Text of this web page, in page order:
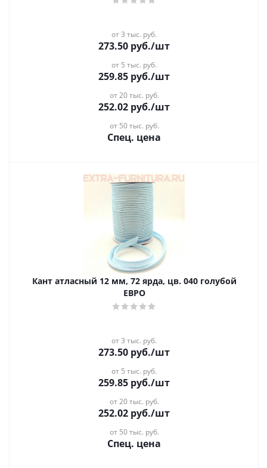
от 3 тыс. руб.
273.50 руб./шт
от 5 тыс. руб.
259.85 руб./шт
от 20 тыс. руб.
252.02 руб./шт
от 50 тыс. руб.
Спец. цена
Кант атласный 12 мм, 72 ярда, цв. 040 голубой
ЕВРО
от 3 тыс. руб.
273.50 руб./шт
от 5 тыс. руб.
259.85 руб./шт
от 20 тыс. руб.
252.02 руб./шт
от 50 тыс. руб.
Спец. цена